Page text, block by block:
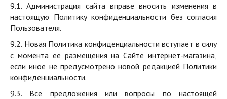
9.1. Администрация сайта вправе вносить изменения в
настоящую Политику конфиденциальности без согласия
Пользователя.
9.2. Новая Политика конфиденциальности вступает в силу
с момента ее размещения на Сайте интернет-магазина,
если иное не предусмотрено новой редакцией Политики
конфиденциальности.
9.3. Все предложения или вопросы по настоящей